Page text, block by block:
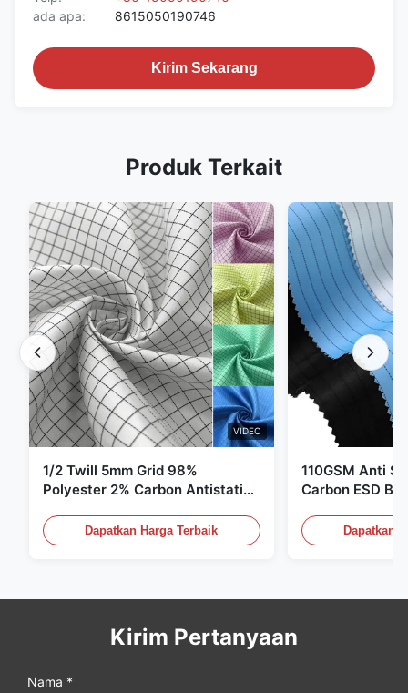
ada apa:
8615050190746
Kirim Sekarang
Produk Terkait
VIDEO
1/2 Twill 5mm Grid 98%
Polyester 2% Carbon Antistatic
Dapatkan Harga Terbaik
110GSM Anti
Carbon ESD
Dapatkan
Kirim Pertanyaan
Nama *